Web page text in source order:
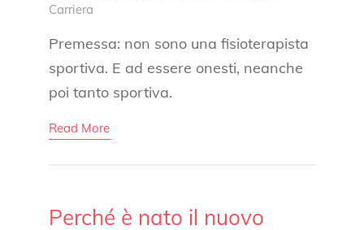
Carriera
Premessa: non sono una fisioterapista
sportiva. E ad essere onesti, neanche
poi tanto sportiva.
Read More
Perché è nato il nuovo